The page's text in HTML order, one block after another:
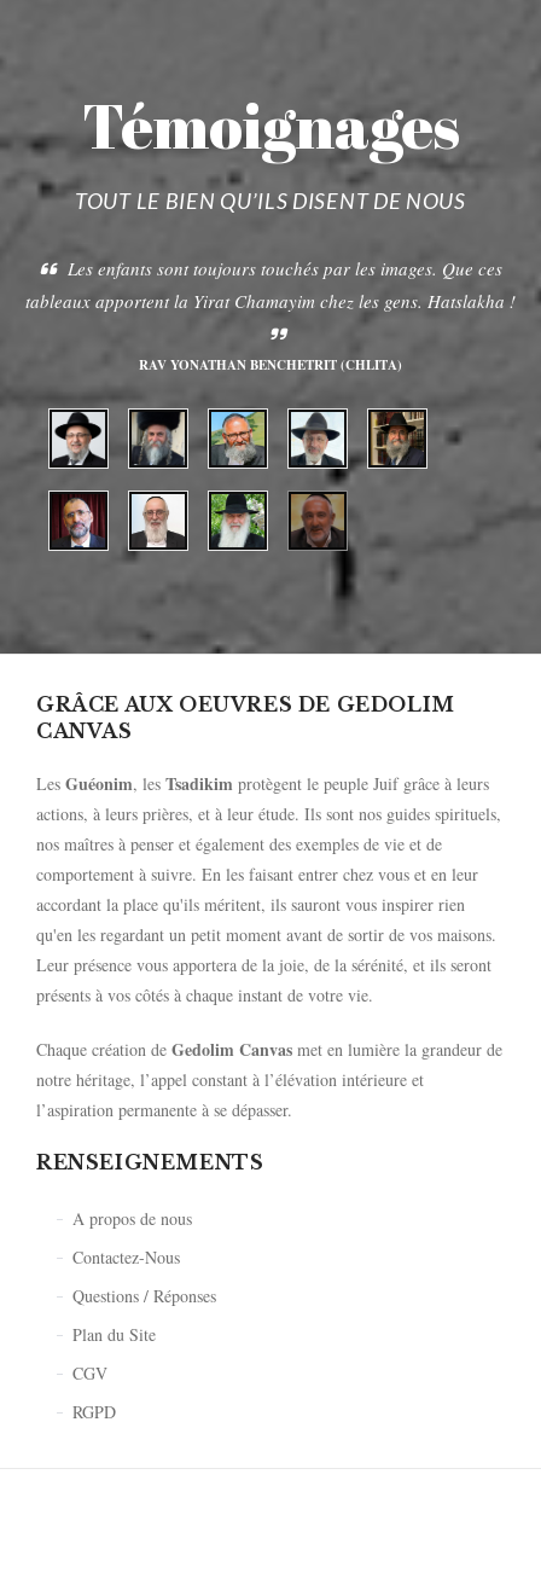
Témoignages
TOUT LE BIEN QU’ILS DISENT DE NOUS
Les enfants sont toujours touchés par les images. Que ces
tableaux apportent la Yirat Chamayim chez les gens. Hatslakha !
RAV YONATHAN BENCHETRIT (CHLITA)
GRÂCE AUX OEUVRES DE GEDOLIM
CANVAS
Les Guéonim, les Tsadikim protègent le peuple Juif grâce à leurs
actions, à leurs prières, et à leur étude. Ils sont nos guides spirituels,
nos maîtres à penser et également des exemples de vie et de
comportement à suivre. En les faisant entrer chez vous et en leur
accordant la place qu'ils méritent, ils sauront vous inspirer rien
qu'en les regardant un petit moment avant de sortir de vos maisons.
Leur présence vous apportera de la joie, de la sérénité, et ils seront
présents à vos côtés à chaque instant de votre vie.
Chaque création de Gedolim Canvas met en lumière la grandeur de
notre héritage, l’appel constant à l’élévation intérieure et
l’aspiration permanente à se dépasser.
RENSEIGNEMENTS
A propos de nous
Contactez-Nous
Questions / Réponses
Plan du Site
CGV
RGPD